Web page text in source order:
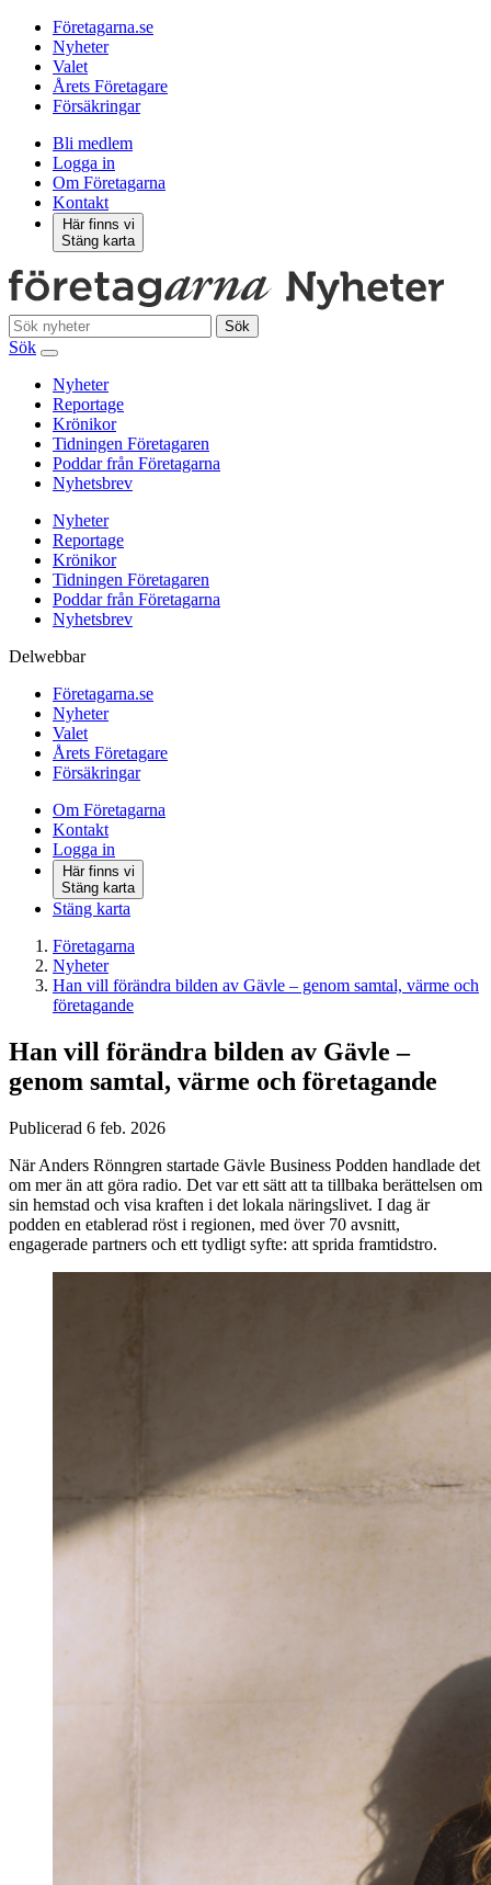
Företagarna.se
Nyheter
Valet
Årets Företagare
Försäkringar
Bli medlem
Logga in
Om Företagarna
Kontakt
Här finns vi
Stäng karta
Sök
Sök
Nyheter
Reportage
Krönikor
Tidningen Företagaren
Poddar från Företagarna
Nyhetsbrev
Nyheter
Reportage
Krönikor
Tidningen Företagaren
Poddar från Företagarna
Nyhetsbrev
Delwebbar
Företagarna.se
Nyheter
Valet
Årets Företagare
Försäkringar
Om Företagarna
Kontakt
Logga in
Här finns vi
Stäng karta
Stäng karta
Företagarna
Nyheter
Han vill förändra bilden av Gävle – genom samtal, värme och
företagande
Han vill förändra bilden av Gävle –
genom samtal, värme och företagande
Publicerad 6 feb. 2026
När Anders Rönngren startade Gävle Business Podden handlade det
om mer än att göra radio. Det var ett sätt att ta tillbaka berättelsen om
sin hemstad och visa kraften i det lokala näringslivet. I dag är
podden en etablerad röst i regionen, med över 70 avsnitt,
engagerade partners och ett tydligt syfte: att sprida framtidstro.